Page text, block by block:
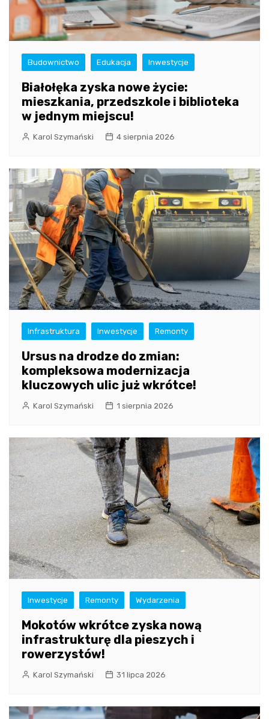
Budownictwo Edukacja Inwestycje
Białołęka zyska nowe życie:
mieszkania, przedszkole i biblioteka
w jednym miejscu!
Karol Szymański 4 sierpnia 2026
Infrastruktura Inwestycje Remonty
Ursus na drodze do zmian:
kompleksowa modernizacja
kluczowych ulic już wkrótce!
Karol Szymański 1 sierpnia 2026
Inwestycje Remonty Wydarzenia
Mokotów wkrótce zyska nową
infrastrukturę dla pieszych i
rowerzystów!
Karol Szymański 31 lipca 2026